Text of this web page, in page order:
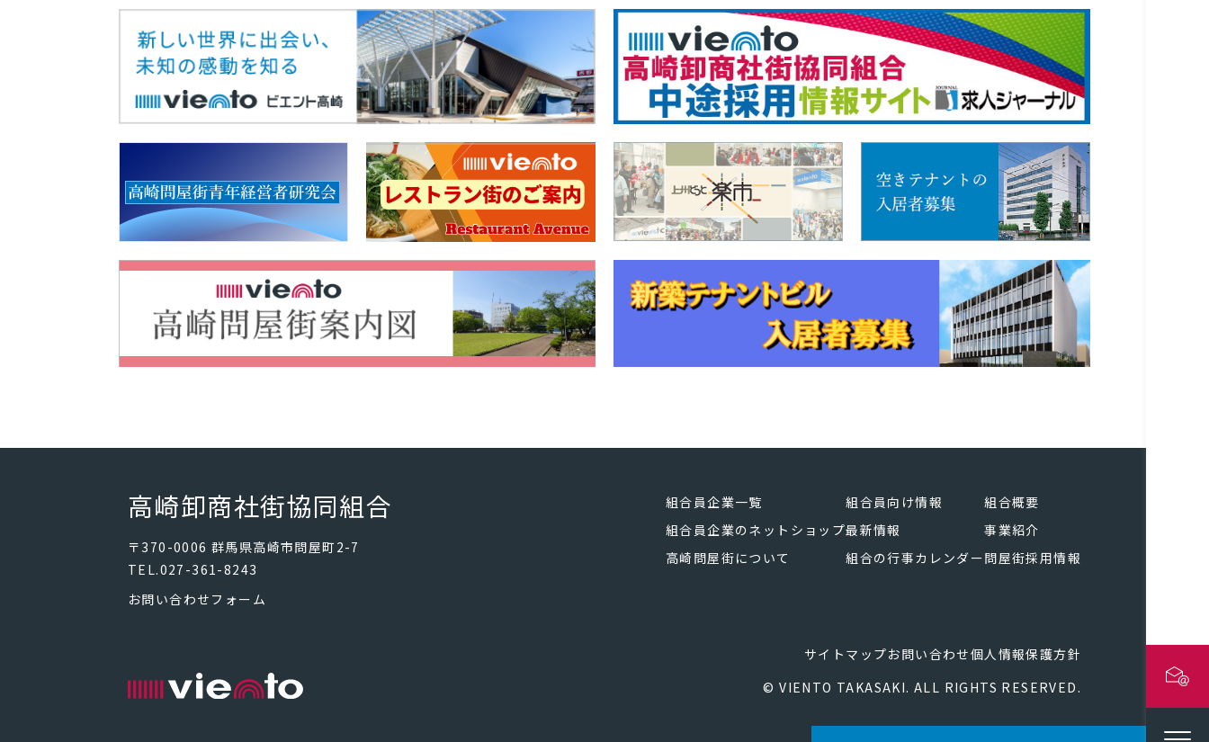
高崎卸商社街協同組合
〒370-0006 群馬県高崎市問屋町2-7
TEL.027-361-8243
お問い合わせフォーム
組合員企業一覧
組合員企業のネットショップ
高崎問屋街について
組合員向け情報
最新情報
組合の行事カレンダー
組合概要
事業紹介
問屋街採用情報
サイトマップお問い合わせ個人情報保護方針
© VIENTO TAKASAKI. ALL RIGHTS RESERVED.